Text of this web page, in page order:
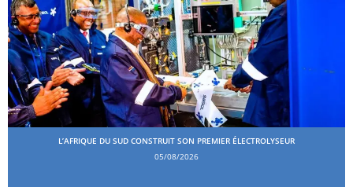
L’AFRIQUE DU SUD CONSTRUIT SON PREMIER ÉLECTROLYSEUR
05/08/2026